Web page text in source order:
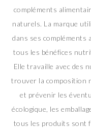
compléments
naturels. La marque
dans ses compléments
tous les bénéfices
Elle travaille avec des
trouver la composition
et prévenir les
écologique, les
tous les produits sont